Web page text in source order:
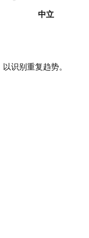
中立
识别重复趋势。